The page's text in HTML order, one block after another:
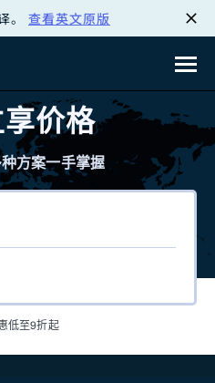
查看英文原版
价格
方案一手掌握
低至9折起